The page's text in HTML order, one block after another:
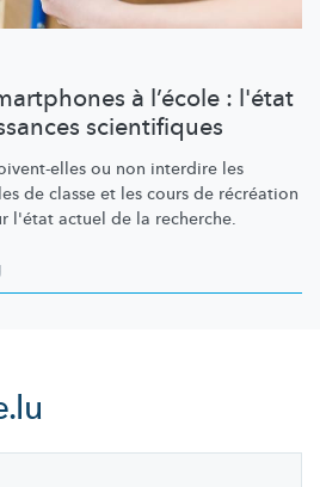
à l’école : l'état
scientifiques
elles ou non interdire les
de classe et les cours de récréation
l'état actuel de la recherche.